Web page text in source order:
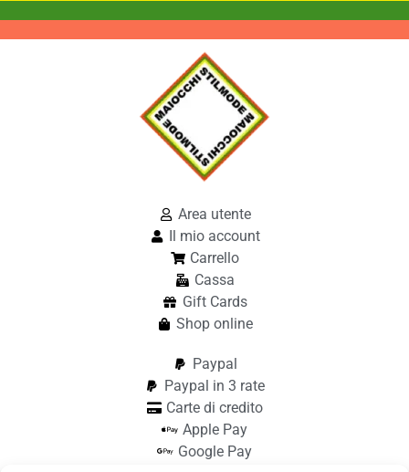
Area utente
Il mio account
Carrello
Cassa
Gift Cards
Shop online
Paypal
Paypal in 3 rate
Carte di credito
Apple Pay
Google Pay